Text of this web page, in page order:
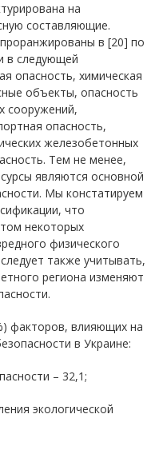
на
составляющие.
в [20] по
в следующей
опасность, химическая
объекты, опасность
сооружений,
опасность,
железобетонных
Тем не менее,
являются основной
Мы констатируем
что
некоторых
физического
также учитывать,
региона изменяют
факторов, влияющих на
в Украине:
– 32,1;
экологической